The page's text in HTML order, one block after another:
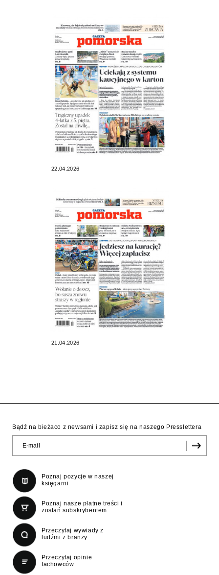
22.04.2026
21.04.2026
Bądź na bieżaco z newsami i zapisz się na naszego Presslettera
Poznaj pozycje w naszej
księgarni
Poznaj nasze płatne treści i
zostań subskrybentem
Przeczytaj wywiady z
ludźmi z branży
Przeczytaj opinie
fachowców